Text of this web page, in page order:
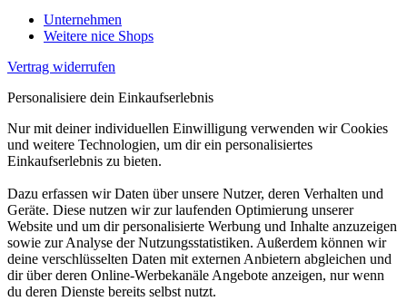
Unternehmen
Weitere nice Shops
Vertrag widerrufen
Personalisiere dein Einkaufserlebnis
Nur mit deiner individuellen Einwilligung verwenden wir Cookies
und weitere Technologien, um dir ein personalisiertes
Einkaufserlebnis zu bieten.
Dazu erfassen wir Daten über unsere Nutzer, deren Verhalten und
Geräte. Diese nutzen wir zur laufenden Optimierung unserer
Website und um dir personalisierte Werbung und Inhalte anzuzeigen
sowie zur Analyse der Nutzungsstatistiken. Außerdem können wir
deine verschlüsselten Daten mit externen Anbietern abgleichen und
dir über deren Online-Werbekanäle Angebote anzeigen, nur wenn
du deren Dienste bereits selbst nutzt.